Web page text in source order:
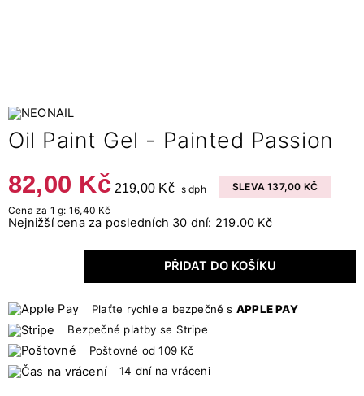
Oil Paint Gel - Painted Passion
82,00 Kč 219,00 Kč s dph
SLEVA 137,00 KČ
Cena za 1 g: 16,40 Kč
Nejnižší cena za posledních 30 dní: 219.00 Kč
PŘIDAT DO KOŠÍKU
Plaťte rychle a bezpečně s APPLE PAY
Bezpečné platby se Stripe
Poštovné od 109 Kč
14 dní na vráceni